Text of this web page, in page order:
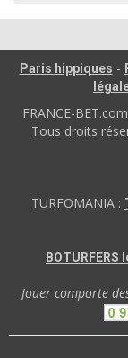
Paris hippiques -
FRANCE-
Tous droits
TURFOMANIA :
Jouer comporte